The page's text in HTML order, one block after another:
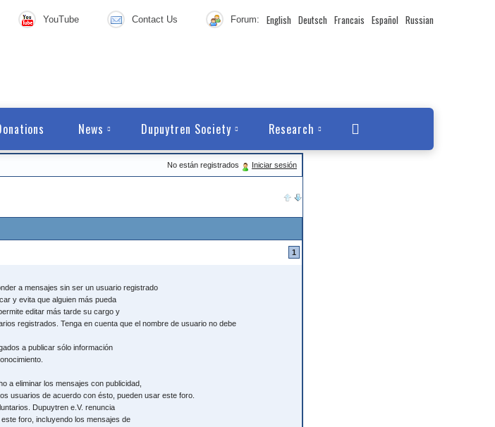
YouTube Contact Us Forum: English Deutsch Francais Español Russian
News Dupuytren Society Research
No están registrados Iniciar sesión
1
a mensajes sin ser un usuario registrado
y evita que alguien más pueda
editar más tarde su cargo y
registrados. Tenga en cuenta que el nombre de usuario no debe
a publicar sólo información
a eliminar los mensajes con publicidad,
usuarios de acuerdo con ésto, pueden usar este foro.
Dupuytren e.V. renuncia
foro, incluyendo los mensajes de